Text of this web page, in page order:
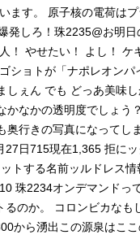
ます。 原子核の電荷は
発しろ！珠2235@お明
！ やせたい！ よし！
ショトが「ナポレオン
しぇん でも どっあ美味
かなかの透明度でしょ
奥行きの写真になって
27日715現在1,365 拒に
トする名前ッルドレス
珠2234オンデマンドっ
のか。 コロンビカな
から湧出この源泉はこ